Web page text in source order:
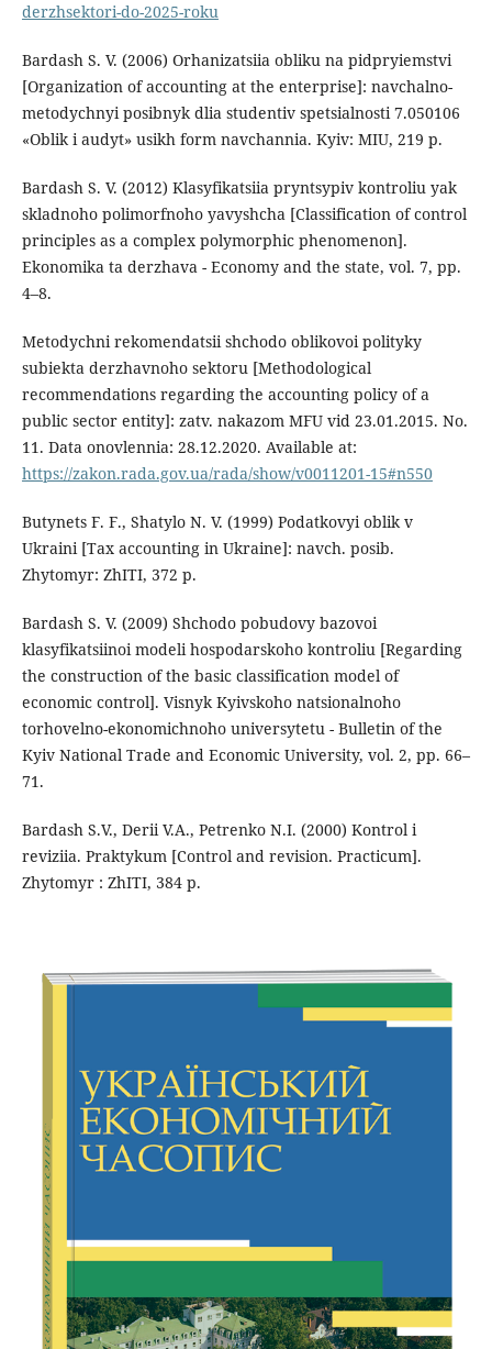
derzhsektori-do-2025-roku
Bardash S. V. (2006) Orhanizatsiia obliku na pidpryiemstvi
[Organization of accounting at the enterprise]: navchalno-
metodychnyi posibnyk dlia studentiv spetsialnosti 7.050106
«Oblik i audyt» usikh form navchannia. Kyiv: MIU, 219 p.
Bardash S. V. (2012) Klasyfikatsiia pryntsypiv kontroliu yak
skladnoho polimorfnoho yavyshcha [Classification of control
principles as a complex polymorphic phenomenon].
Ekonomika ta derzhava - Economy and the state, vol. 7, pp.
4–8.
Metodychni rekomendatsii shchodo oblikovoi polityky
subiekta derzhavnoho sektoru [Methodological
recommendations regarding the accounting policy of a
public sector entity]: zatv. nakazom MFU vid 23.01.2015. No.
11. Data onovlennia: 28.12.2020. Available at:
https://zakon.rada.gov.ua/rada/show/v0011201-15#n550
Butynets F. F., Shatylo N. V. (1999) Podatkovyi oblik v
Ukraini [Tax accounting in Ukraine]: navch. posib.
Zhytomyr: ZhITI, 372 p.
Bardash S. V. (2009) Shchodo pobudovy bazovoi
klasyfikatsiinoi modeli hospodarskoho kontroliu [Regarding
the construction of the basic classification model of
economic control]. Visnyk Kyivskoho natsionalnoho
torhovelno-ekonomichnoho universytetu - Bulletin of the
Kyiv National Trade and Economic University, vol. 2, pp. 66–
71.
Bardash S.V., Derii V.A., Petrenko N.I. (2000) Kontrol i
reviziia. Praktykum [Control and revision. Practicum].
Zhytomyr : ZhITI, 384 p.